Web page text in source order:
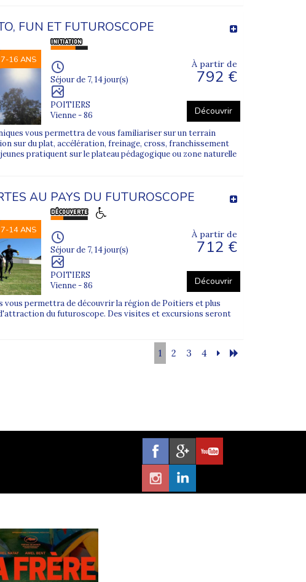
FUN ET FUTUROSCOPE
7-16 ANS
Séjour de 7, 14 jour(s)
POITIERS
Vienne - 86
À partir de
792 €
Découvrir
vous permettra de vous familiariser sur un terrain
sur du plat, accélération, freinage, cross, franchissement
pratiquent sur le plateau pédagogique ou zone naturelle
AU PAYS DU FUTUROSCOPE
7-14 ANS
Séjour de 7, 14 jour(s)
POITIERS
Vienne - 86
À partir de
712 €
Découvrir
vous permettra de découvrir la région de Poitiers et plus
du futuroscope. Des visites et excursions seront
1 2 3 4